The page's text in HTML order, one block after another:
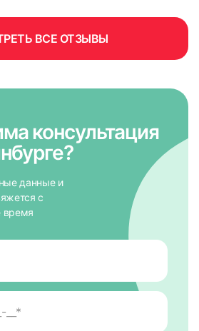
штапика и рамы;
ВСЕ ОТЗЫВЫ
консультация
данные и
с
время